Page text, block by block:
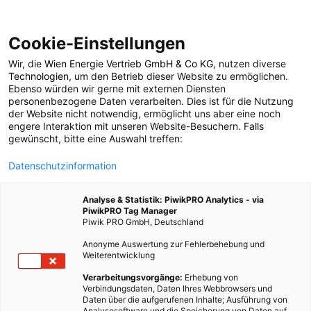
TECH
EasyHome control:
Smart Home Projekt
aus Wien
22. NOVEMBER 2012 2 MINUTEN LESEZEIT
Cookie-Einstellungen
Wir, die Wien Energie Vertrieb GmbH & Co KG, nutzen diverse
Technologien, um den Betrieb dieser Website zu ermöglichen.
Ebenso würden wir gerne mit externen Diensten
personenbezogene Daten verarbeiten. Dies ist für die Nutzung
der Website nicht notwendig, ermöglicht uns aber eine noch
engere Interaktion mit unseren Website-Besuchern. Falls
gewünscht, bitte eine Auswahl treffen:
Datenschutzinformation
Analyse & Statistik: PiwikPRO Analytics - via
PiwikPRO Tag Manager
Piwik PRO GmbH, Deutschland
Anonyme Auswertung zur Fehlerbehebung und
Weiterentwicklung
Verarbeitungsvorgänge: Erhebung von
Verbindungsdaten, Daten Ihres Webbrowsers und
Daten über die aufgerufenen Inhalte; Ausführung von